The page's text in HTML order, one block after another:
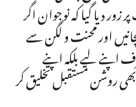
دیا گیا کہ نوجوان اگر
اور محنت و لگن سے
اپنے لیے بلکہ اپنے
روشن مستقبل تخلیق کر